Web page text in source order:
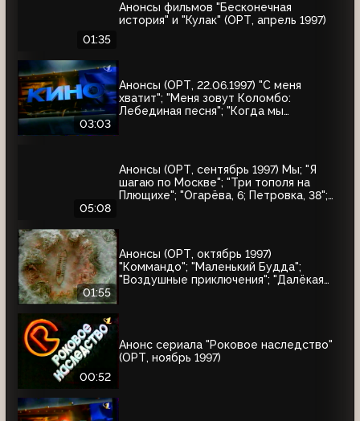
01:35
Анонсы фильмов "Бесконечная
история" и "Кулак" (ОРТ, апрель 1997)
03:03
Анонсы (ОРТ, 22.06.1997) "С меня
хватит"; "Меня зовут Коломбо:
Лебединая песня"; "Когда мы
05:08
Анонсы (ОРТ, сентябрь 1997) Мы; "Я
шагаю по Москве"; "Три тополя на
Плющихе"; "Огарёва, 6; Петровка, 38";
01:55
Анонсы (ОРТ, октябрь 1997)
"Коммандо"; "Маленький Будда";
"Воздушные приключения"; "Далёкая
00:52
Анонс сериала "Роковое наследство"
(ОРТ, ноябрь 1997)